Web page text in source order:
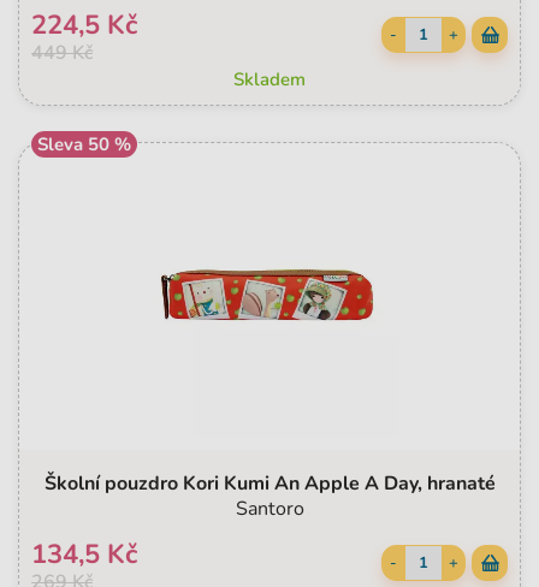
449 Kč
224,5 Kč - +
Skladem
Sleva 50 %
Školní pouzdro Kori Kumi An Apple A Day, hranaté
Santoro
269 Kč
134,5 Kč - +